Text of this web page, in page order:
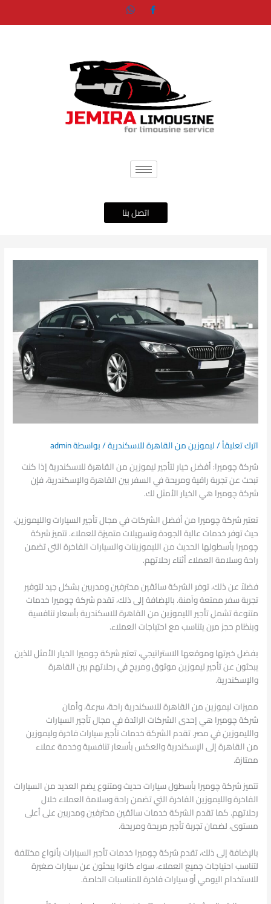
اتصل بنا
اترك تعليقاً/ليموزين من القاهرة للاسكندرية/ بواسطةadmin
شركة چوميرا: أفضل خيار لتأجير ليموزين من القاهرة للاسكندرية إذا كنت
تبحث عن تجربة راقية ومريحة في السفر بين القاهرة والإسكندرية، فإن
شركة چوميرا هي الخيار الأمثل لك.
تعتبر شركة چوميرا من أفضل الشركات في مجال تأجير السيارات والليموزين،
حيث توفر خدمات عالية الجودة وتسهيلات متميزة للعملاء. تتميز شركة
چوميرا بأسطولها الحديث من الليموزينات والسيارات الفاخرة التي تضمن
راحة وسلامة العملاء أثناء رحلاتهم.
فضلاً عن ذلك، توفر الشركة سائقين محترفين ومدربين بشكل جيد لتوفير
تجربة سفر ممتعة وآمنة. بالإضافة إلى ذلك، تقدم شركة چوميرا خدمات
متنوعة تشمل تأجير الليموزين من القاهرة للاسكندرية بأسعار تنافسية
وبنظام حجز مرن يتناسب مع احتياجات العملاء.
بفضل خبرتها وموقعها الاستراتيجي، تعتبر شركة چوميرا الخيار الأمثل للذين
يبحثون عن تأجير ليموزين موثوق ومريح في رحلاتهم بين القاهرة
والإسكندرية.
مميزات ليموزين من القاهرة للاسكندرية راحة، سرعة، وأمان
شركة چوميرا هي إحدى الشركات الرائدة في مجال تأجير السيارات
والليموزين في مصر. تقدم الشركة خدمات تأجير سيارات فاخرة وليموزين
من القاهرة إلى الإسكندرية والعكس بأسعار تنافسية وخدمة عملاء
ممتازة.
تتميز شركة چوميرا بأسطول سيارات حديث ومتنوع يضم العديد من السيارات
الفاخرة والليموزين الفاخرة التي تضمن راحة وسلامة العملاء خلال
رحلاتهم. كما تقدم الشركة خدمات سائقين محترفين ومدربين على أعلى
مستوى، لضمان تجربة تأجير مريحة ومريحة.
بالإضافة إلى ذلك، تقدم شركة چوميرا خدمات تأجير السيارات بأنواع مختلفة
لتناسب احتياجات جميع العملاء، سواء كانوا يبحثون عن سيارات صغيرة
للاستخدام اليومي أو سيارات فاخرة للمناسبات الخاصة.